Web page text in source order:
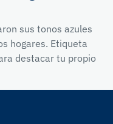
sus tonos azules
hogares. Etiqueta
destacar tu propio